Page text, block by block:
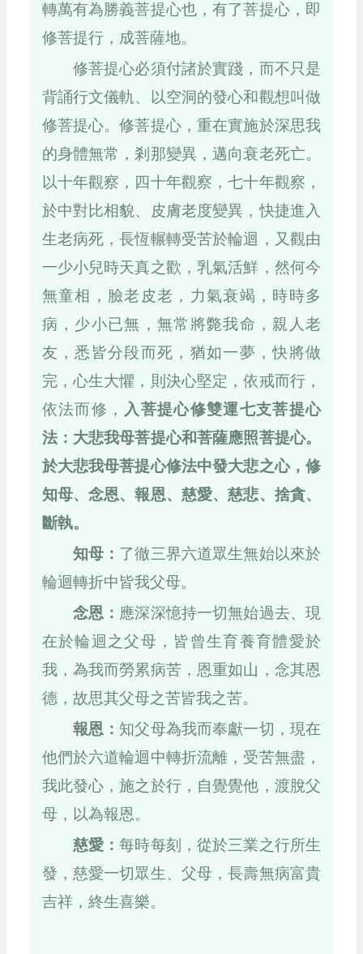
轉萬有為勝義菩提心也，有了菩提心，即
修菩提行，成菩薩地。
修菩提心必須付諸於實踐，而不只是
背誦行文儀軌、以空洞的發心和觀想叫做
修菩提心。修菩提心，重在實施於深思我
的身體無常，剎那變異，邁向衰老死亡。
以十年觀察，四十年觀察，七十年觀察，
於中對比相貌、皮膚老度變異，快捷進入
生老病死，長恆輾轉受苦於輪迴，又觀由
一少小兒時天真之歡，乳氣活鮮，然何今
無童相，臉老皮老，力氣衰竭，時時多
病，少小已無，無常將斃我命，親人老
友，悉皆分段而死，猶如一夢，快將做
完，心生大懼，則決心堅定，依戒而行，
依法而修， 入菩提心修雙運七支菩提心
法：大悲我母菩提心和菩薩應照菩提心。
於大悲我母菩提心修法中發大悲之心，修
知母、念恩、報恩、慈愛、慈悲、捨貪、
斷執。
知母： 了徹三界六道眾生無始以來於
輪迴轉折中皆我父母。
念恩： 應深深憶持一切無始過去、現
在於輪迴之父母，皆曾生育養育體愛於
我，為我而勞累病苦，恩重如山，念其恩
德，故思其父母之苦皆我之苦。
報恩： 知父母為我而奉獻一切，現在
他們於六道輪迴中轉折流離，受苦無盡，
我此發心，施之於行，自覺覺他，渡脫父
母，以為報恩。
慈愛：每時每刻，從於三業之行所生
發，慈愛一切眾生、父母，長壽無病富貴
吉祥，終生喜樂。